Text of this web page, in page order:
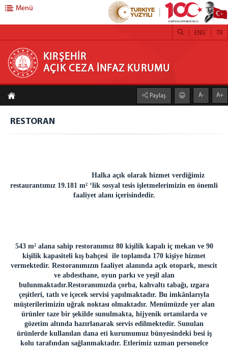
KIRŞEHİR AÇIK CEZA İNFAZ KURUMU
ANASAYFA
HAKKIMIZDA
KURUMUMUZ
BİRİMLER
PSİKO-SOSYAL SERVİS
İŞYURDU FAALİYETLERİ
HALKA AÇIK SATIŞ MAĞAZASI
OTO YIKAMA
ATÖLYELER
MOBİLYA
TEL ÖRGÜ VE DEMİR
MERMER ONIKS(HEDİYELİK EŞYA)
TARIM
Menü
KIRŞEHİR
AÇIK CEZA İNFAZ KURUMU
TR
ENG
Paylaş A- A+
RESTORAN
Halka açık olarak hizmet verdiğimiz
restaurantımız 19.181 m² ‘lik sosyal tesis işletmelerimizin en önemli
faaliyet alanı içerisindedir.
543 m²alana sahip restoranımız 80 kişilik kapalı iç mekan ve 90
kişilik kapasiteli kış bahçesi ile toplamda 170 kişiye hizmet
vermektedir. Restoranımızın faaliyet alanında açık otopark, mescit
ve abdesthane, oyun parkı ve yeşil alan
bulunmaktadır.Restoranımızda çorba, kahvaltı tabağı, ızgara
çeşitleri, tatlı ve içecek servisi yapılmaktadır. Bu imkânlarıyla
müşterilerimizin uğrak noktası olmaktadır. Menümüzde yer alan
ürünler taze bir şekilde sunulmakta, hijyenik ortamlarda ve
gözetim altında hazırlanarak servis edilmektedir. Sunulan
ürünlerde kullanılan dana eti kurumumuz bünyesindeki besi iş
kolu tarafından sağlanmaktadır. Etlerimiz uzman personelce